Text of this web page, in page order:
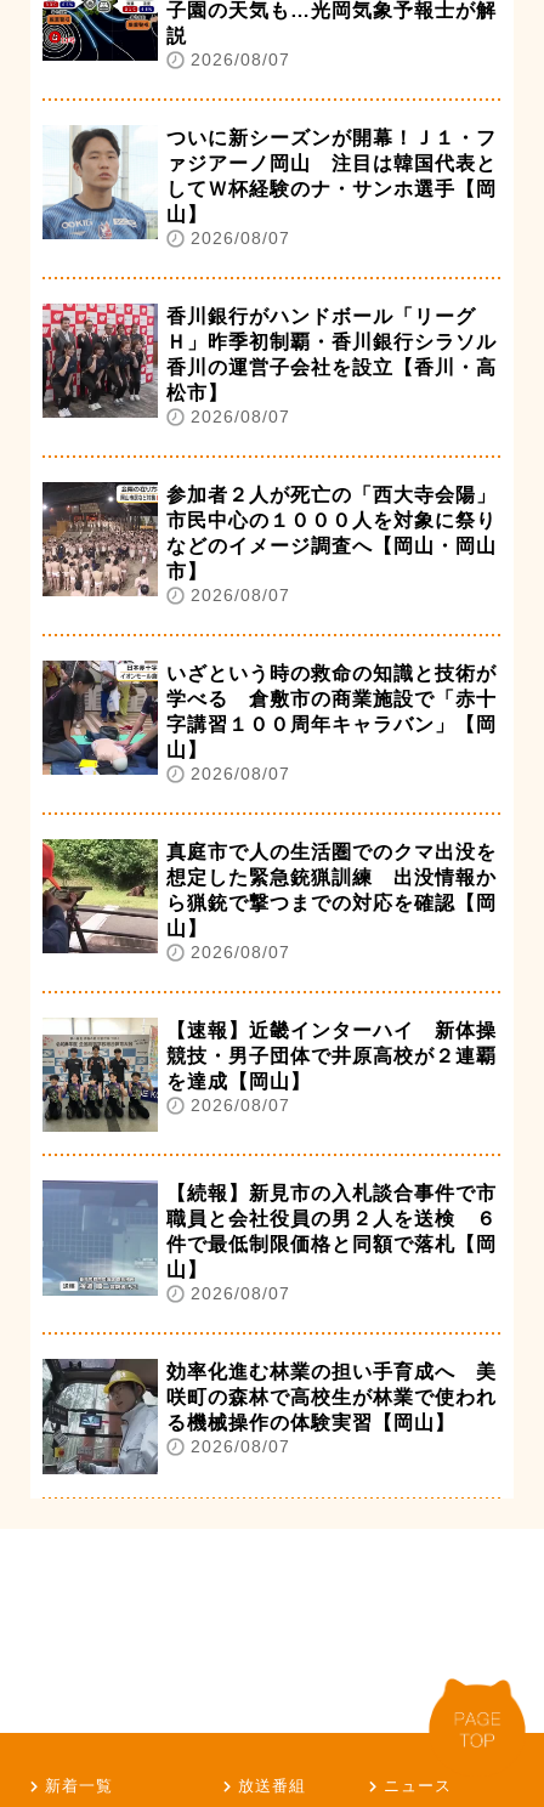
子園の天気も…光岡気象予報士が解
説
2026/08/07
ついに新シーズンが開幕！Ｊ１・フ
ァジアーノ岡山 注目は韓国代表と
してＷ杯経験のナ・サンホ選手【岡
山】
2026/08/07
香川銀行がハンドボール「リーグ
Ｈ」昨季初制覇・香川銀行シラソル
香川の運営子会社を設立【香川・高
松市】
2026/08/07
参加者２人が死亡の「西大寺会陽」
市民中心の１０００人を対象に祭り
などのイメージ調査へ【岡山・岡山
市】
2026/08/07
いざという時の救命の知識と技術が
学べる 倉敷市の商業施設で「赤十
字講習１００周年キャラバン」【岡
山】
2026/08/07
真庭市で人の生活圏でのクマ出没を
想定した緊急銃猟訓練 出没情報か
ら猟銃で撃つまでの対応を確認【岡
山】
2026/08/07
【速報】近畿インターハイ 新体操
競技・男子団体で井原高校が２連覇
を達成【岡山】
2026/08/07
【続報】新見市の入札談合事件で市
職員と会社役員の男２人を送検 ６
件で最低制限価格と同額で落札【岡
山】
2026/08/07
効率化進む林業の担い手育成へ 美
咲町の森林で高校生が林業で使われ
る機械操作の体験実習【岡山】
2026/08/07
新着一覧 放送番組
ニュース